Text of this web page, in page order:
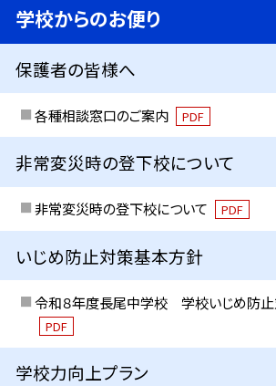
学校からのお便り
保護者の皆様へ
各種相談窓口のご案内 PDF
非常変災時の登下校について
非常変災時の登下校について PDF
いじめ防止対策基本方針
令和８年度長尾中学校 学校いじめ防
PDF
学校力向上プラン